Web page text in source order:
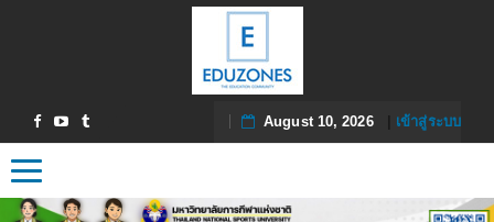
August 10, 2026| เข้าสู่ระบบ
Toggle navigation